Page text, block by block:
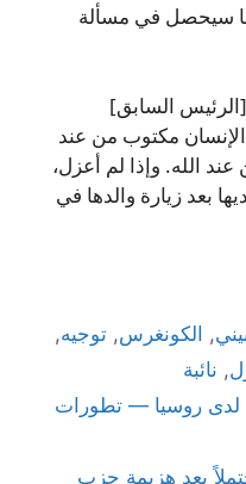
ما سيحصل في مسألة
[الرئيس السابق]
مكتوب من عند
الله. وإذا لم أعزل،
بعد زيارة والدها في
, الكونغرس,توجيه,
, نائبة
لدى روسيا — تطورات
بعد هزيمة حزب